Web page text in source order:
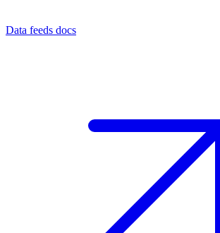
Data feeds docs